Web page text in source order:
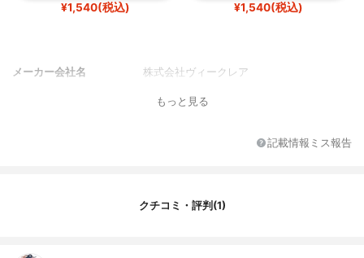
¥1,540(税込) ¥1,540(税込)
メーカー会社名 株式会社ヴィークレア
もっと見る
記載情報ミス報告
クチコミ・評判(1)